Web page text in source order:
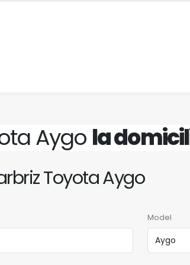
Aygo la
Toyota Aygo
Model